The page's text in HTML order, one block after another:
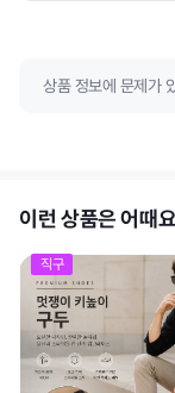
상품 정보에 문제가
이런 상품은 어때
직구